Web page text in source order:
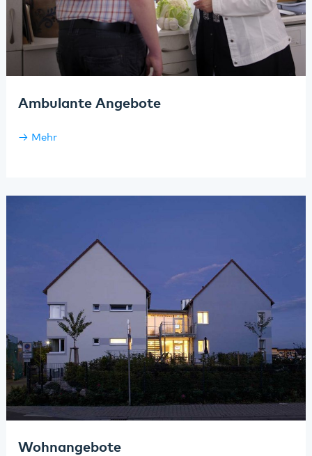
Ambulante Angebote
Mehr
Wohnangebote